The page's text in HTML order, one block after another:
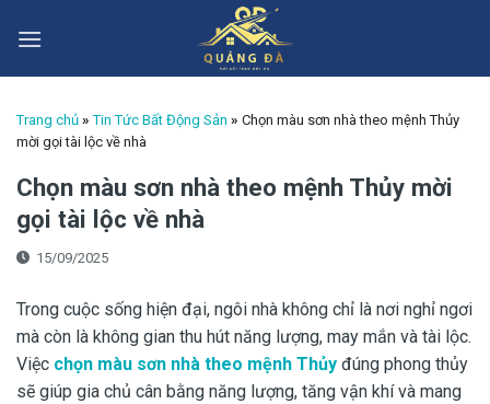
Trang chủ »Tin Tức Bất Động Sản » Chọn màu sơn nhà theo mệnh Thủy
mời gọi tài lộc về nhà
Chọn màu sơn nhà theo mệnh Thủy mời
gọi tài lộc về nhà
15/09/2025
Trong cuộc sống hiện đại, ngôi nhà không chỉ là nơi nghỉ ngơi
mà còn là không gian thu hút năng lượng, may mắn và tài lộc.
Việc chọn màu sơn nhà theo mệnh Thủy đúng phong thủy
sẽ giúp gia chủ cân bằng năng lượng, tăng vận khí và mang